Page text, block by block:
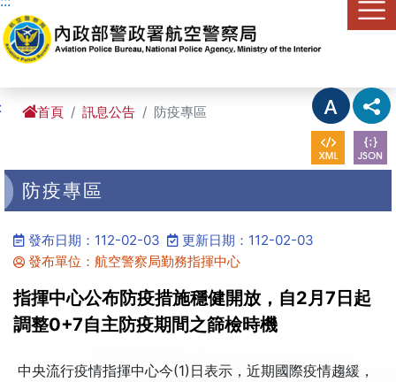
進入內容區塊
首頁 訊息公告 防疫專區
防疫專區
發布日期：112-02-03
更新日期：112-02-03
發布單位：航空警察局勤務指揮中心
指揮中心公布防疫措施穩健開放，自2月7日起
調整0+7自主防疫期間之篩檢時機
中央流行疫情指揮中心今(1)日表示，近期國際疫情趨緩，